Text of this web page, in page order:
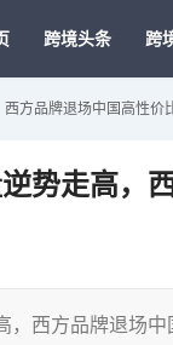
跨境头条 跨
方品牌退场中国高性价
势走高，
，西方品牌退场